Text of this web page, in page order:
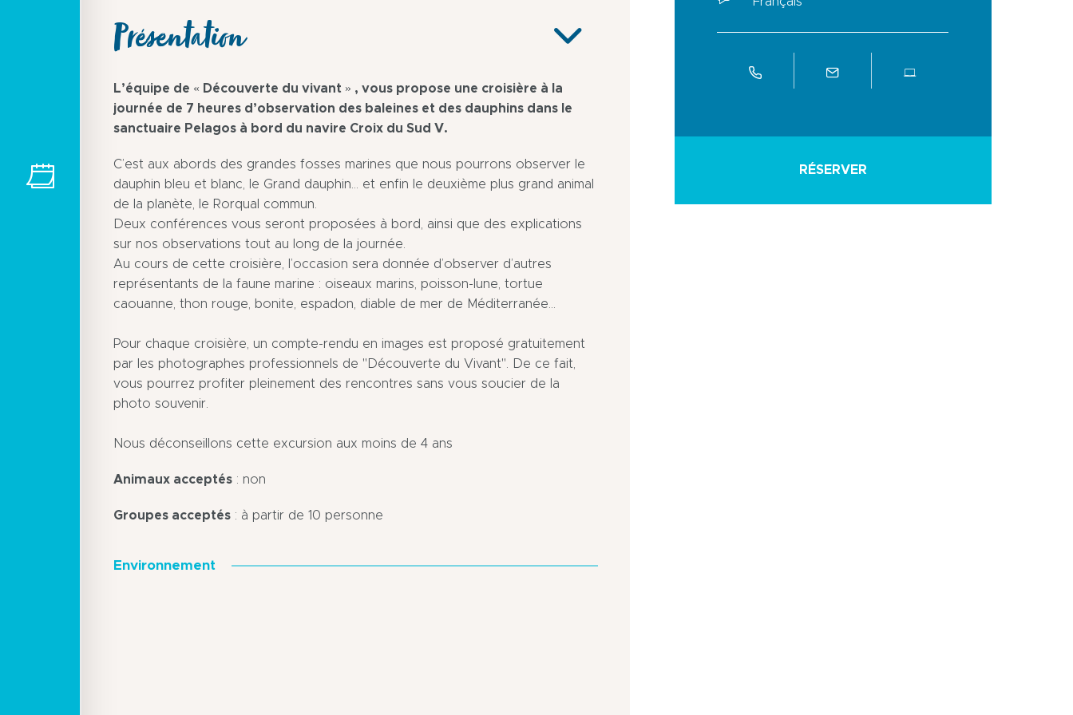
Présentation
L’équipe de « Découverte du vivant » , vous propose une croisière à la
journée de 7 heures d’observation des baleines et des dauphins dans le
sanctuaire Pelagos à bord du navire Croix du Sud V.
C’est aux abords des grandes fosses marines que nous pourrons observer le
dauphin bleu et blanc, le Grand dauphin... et enfin le deuxième plus grand animal
de la planète, le Rorqual commun.
Deux conférences vous seront proposées à bord, ainsi que des explications
sur nos observations tout au long de la journée.
Au cours de cette croisière, l’occasion sera donnée d’observer d’autres
représentants de la faune marine : oiseaux marins, poisson-lune, tortue
caouanne, thon rouge, bonite, espadon, diable de mer de Méditerranée...
Pour chaque croisière, un compte-rendu en images est proposé gratuitement
par les photographes professionnels de "Découverte du Vivant". De ce fait,
vous pourrez profiter pleinement des rencontres sans vous soucier de la
photo souvenir.
Nous déconseillons cette excursion aux moins de 4 ans
Animaux acceptés : non
Groupes acceptés : à partir de 10 personne
Environnement
Centre
RÉSERVER